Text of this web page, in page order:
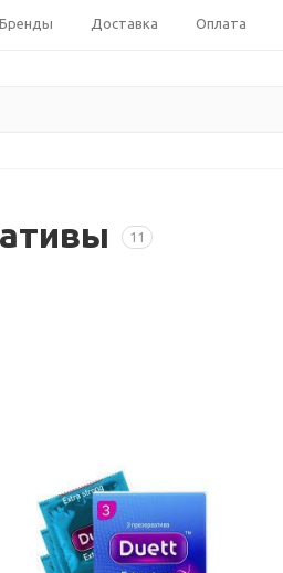
Бренды Доставка Оплата
11